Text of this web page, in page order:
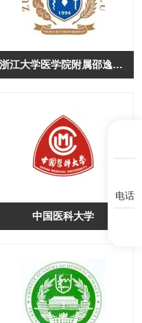
浙江大学医学院附属邵逸夫医院
中国医科大学
电话